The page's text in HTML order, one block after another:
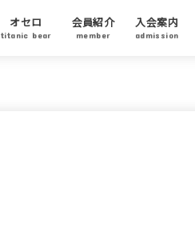
オセロ
titanic bear
会員紹介
member
入会案内
admission